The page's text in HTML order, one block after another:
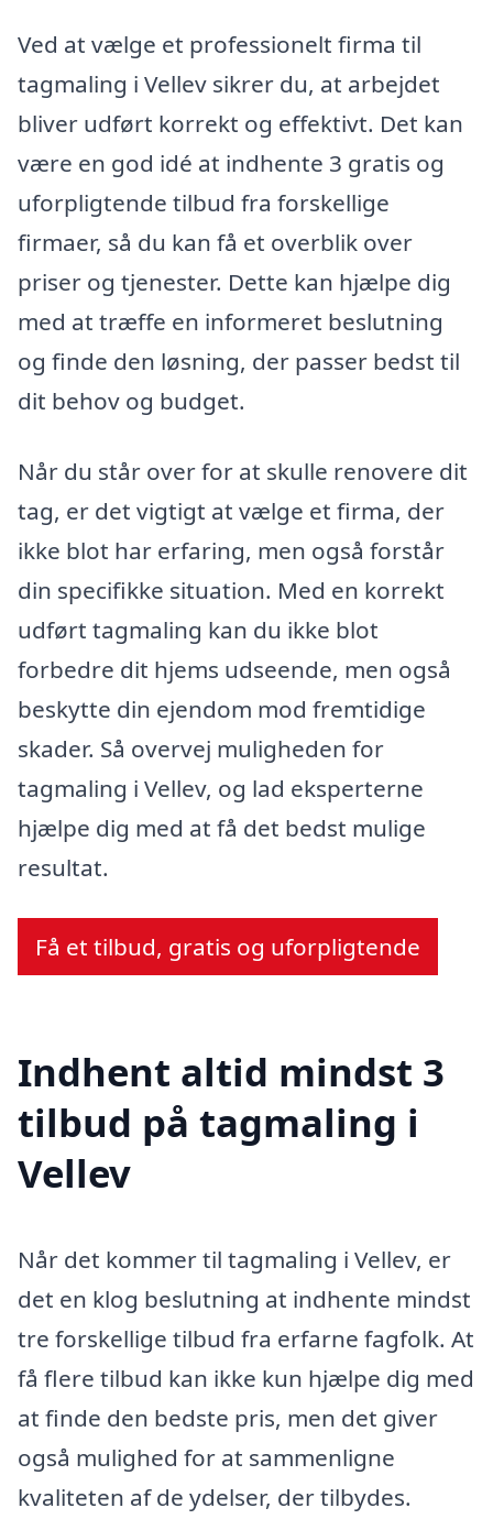
Ved at vælge et professionelt firma til
tagmaling i Vellev sikrer du, at arbejdet
bliver udført korrekt og effektivt. Det kan
være en god idé at indhente 3 gratis og
uforpligtende tilbud fra forskellige
firmaer, så du kan få et overblik over
priser og tjenester. Dette kan hjælpe dig
med at træffe en informeret beslutning
og finde den løsning, der passer bedst til
dit behov og budget.
Når du står over for at skulle renovere dit
tag, er det vigtigt at vælge et firma, der
ikke blot har erfaring, men også forstår
din specifikke situation. Med en korrekt
udført tagmaling kan du ikke blot
forbedre dit hjems udseende, men også
beskytte din ejendom mod fremtidige
skader. Så overvej muligheden for
tagmaling i Vellev, og lad eksperterne
hjælpe dig med at få det bedst mulige
resultat.
Få et tilbud, gratis og uforpligtende
Indhent altid mindst 3
tilbud på tagmaling i
Vellev
Når det kommer til tagmaling i Vellev, er
det en klog beslutning at indhente mindst
tre forskellige tilbud fra erfarne fagfolk. At
få flere tilbud kan ikke kun hjælpe dig med
at finde den bedste pris, men det giver
også mulighed for at sammenligne
kvaliteten af de ydelser, der tilbydes.